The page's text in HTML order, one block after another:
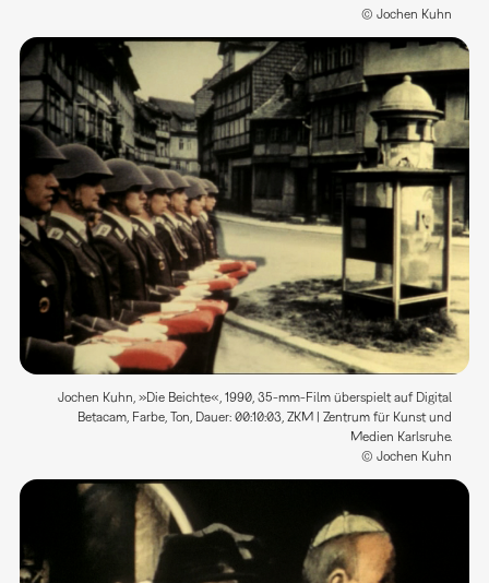
© Jochen Kuhn
Jochen Kuhn, »Die Beichte«, 1990, 35-mm-Film überspielt auf Digital
Betacam, Farbe, Ton, Dauer: 00:10:03, ZKM | Zentrum für Kunst und
Medien Karlsruhe.
© Jochen Kuhn